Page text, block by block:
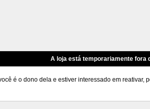
A loja está temporariamente fora
é o dono dela e estiver interessado em reativar,